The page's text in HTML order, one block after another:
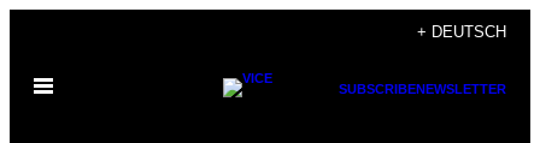
content
+ DEUTSCH
Open
SUBSCRIBENEWSLETTER